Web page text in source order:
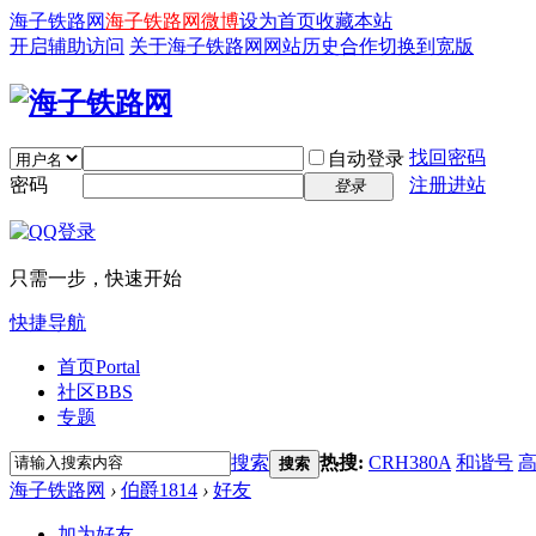
海子铁路网海子铁路网微博设为首页收藏本站
开启辅助访问 关于海子铁路网 网站历史合作切换到宽版
自动登录 找回密码
密码
登录 注册进站
只需一步，快速开始
快捷导航
首页Portal
社区BBS
专题
搜索 搜索 热搜: CRH380A 和谐号
海子铁路网 › 伯爵1814 › 好友